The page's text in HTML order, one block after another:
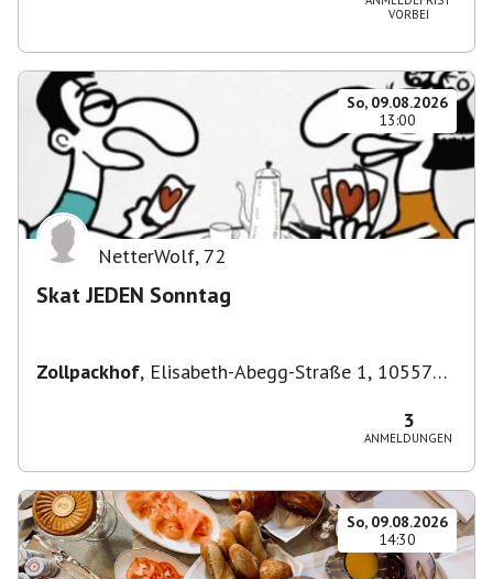
VORBEI
So, 09.08.2026
13:00
NetterWolf, 72
Skat JEDEN Sonntag
Zollpackhof, Elisabeth-Abegg-Straße 1, 10557
3
ANMELDUNGEN
So, 09.08.2026
14:30